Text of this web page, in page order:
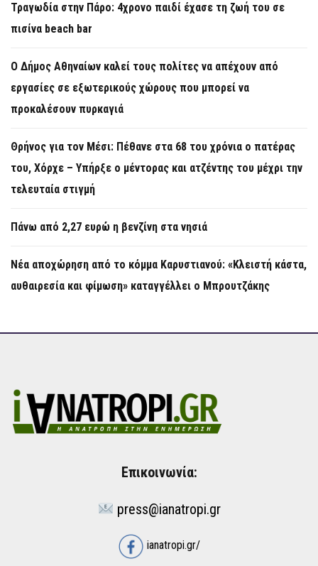
Τραγωδία στην Πάρο: 4χρονο παιδί έχασε τη ζωή του σε
πισίνα beach bar
Ο Δήμος Αθηναίων καλεί τους πολίτες να απέχουν από
εργασίες σε εξωτερικούς χώρους που μπορεί να
προκαλέσουν πυρκαγιά
Θρήνος για τον Μέσι: Πέθανε στα 68 του χρόνια ο πατέρας
του, Χόρχε – Υπήρξε ο μέντορας και ατζέντης του μέχρι την
τελευταία στιγμή
Πάνω από 2,27 ευρώ η βενζίνη στα νησιά
Νέα αποχώρηση από το κόμμα Καρυστιανού: «Κλειστή κάστα,
αυθαιρεσία και φίμωση» καταγγέλλει ο Μπρουτζάκης
Επικοινωνία:
press@ianatropi.gr
ianatropi.gr/